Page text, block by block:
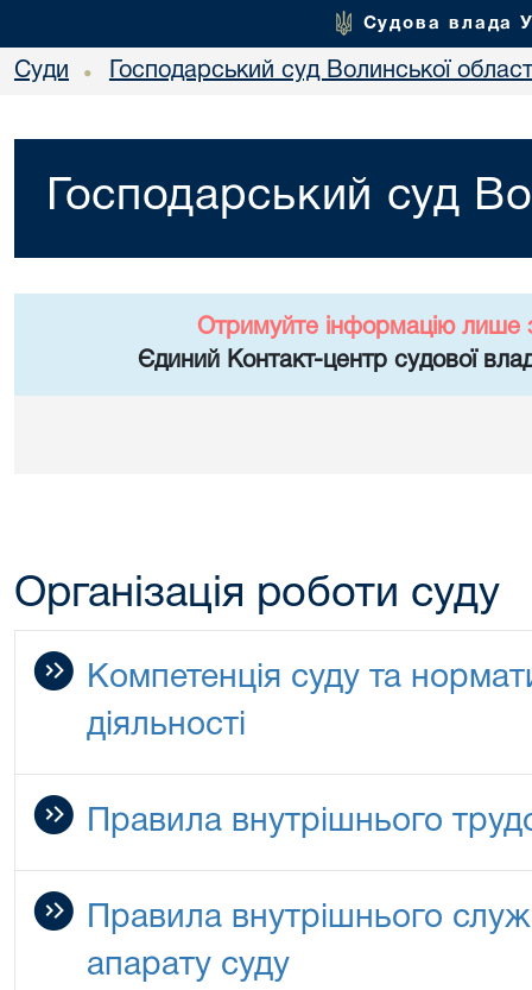
Судова влада
Суди • Господарський суд Волинської
Господарський суд
Отримуйте інформацію лише
Єдиний Контакт-центр судової
Організація роботи суду
Компетенція суду та
діяльності
Правила внутрішнього
Правила внутрішнього
апарату суду